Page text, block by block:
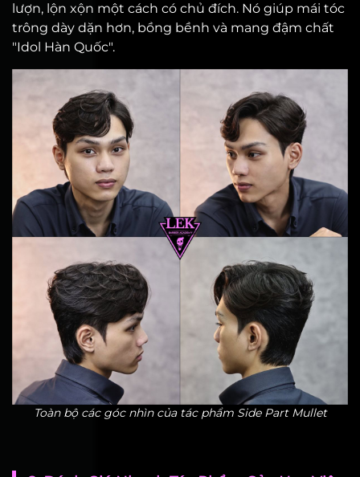
lượn, lộn xộn một cách có chủ đích. Nó giúp mái tóc
trông dày dặn hơn, bồng bềnh và mang đậm chất
"Idol Hàn Quốc".
Toàn bộ các góc nhìn của tác phẩm Side Part Mullet